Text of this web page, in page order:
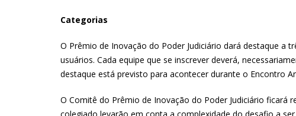
Categorias
O Prêmio de Inovação do Poder Judiciário dará destaque a
usuários. Cada equipe que se inscrever deverá,
destaque está previsto para acontecer durante o Encontro
O Comitê do Prêmio de Inovação do Poder Judiciário ficará